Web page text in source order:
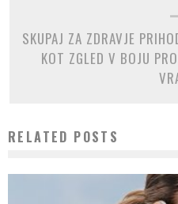
SKUPAJ ZA ZDRAVJE
KOT ZGLED V BOJU
RELATED POSTS